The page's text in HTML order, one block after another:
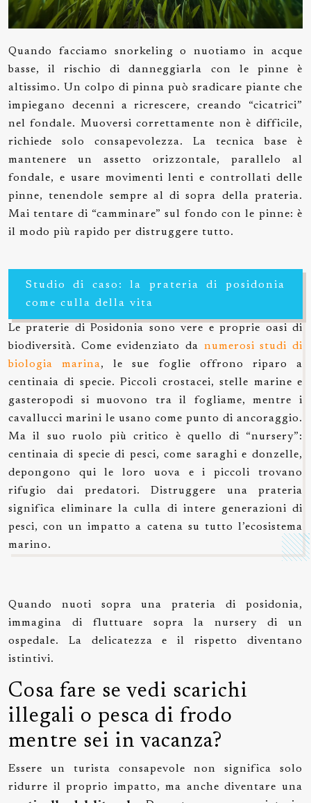
Quando facciamo snorkeling o nuotiamo in acque
basse, il rischio di danneggiarla con le pinne è
altissimo. Un colpo di pinna può sradicare piante che
impiegano decenni a ricrescere, creando “cicatrici”
nel fondale. Muoversi correttamente non è difficile,
richiede solo consapevolezza. La tecnica base è
mantenere un assetto orizzontale, parallelo al
fondale, e usare movimenti lenti e controllati delle
pinne, tenendole sempre al di sopra della prateria.
Mai tentare di “camminare” sul fondo con le pinne: è
il modo più rapido per distruggere tutto.
Studio di caso: la prateria di posidonia
come culla della vita
Le praterie di Posidonia sono vere e proprie oasi di
biodiversità. Come evidenziato da numerosi studi di
biologia marina, le sue foglie offrono riparo a
centinaia di specie. Piccoli crostacei, stelle marine e
gasteropodi si muovono tra il fogliame, mentre i
cavallucci marini le usano come punto di ancoraggio.
Ma il suo ruolo più critico è quello di “nursery”:
centinaia di specie di pesci, come saraghi e donzelle,
depongono qui le loro uova e i piccoli trovano
rifugio dai predatori. Distruggere una prateria
significa eliminare la culla di intere generazioni di
pesci, con un impatto a catena su tutto l’ecosistema
marino.
Quando nuoti sopra una prateria di posidonia,
immagina di fluttuare sopra la nursery di un
ospedale. La delicatezza e il rispetto diventano
istintivi.
Cosa fare se vedi scarichi
illegali o pesca di frodo
mentre sei in vacanza?
Essere un turista consapevole non significa solo
ridurre il proprio impatto, ma anche diventare una